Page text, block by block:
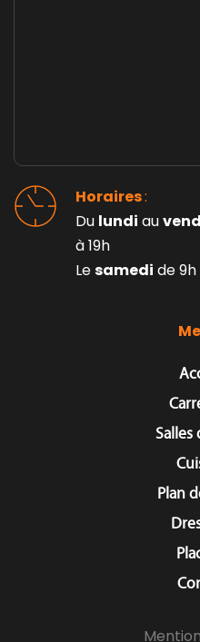
Salles
Plan
Horaires :
Du lundi au
à 19h
Le samedi de 9h